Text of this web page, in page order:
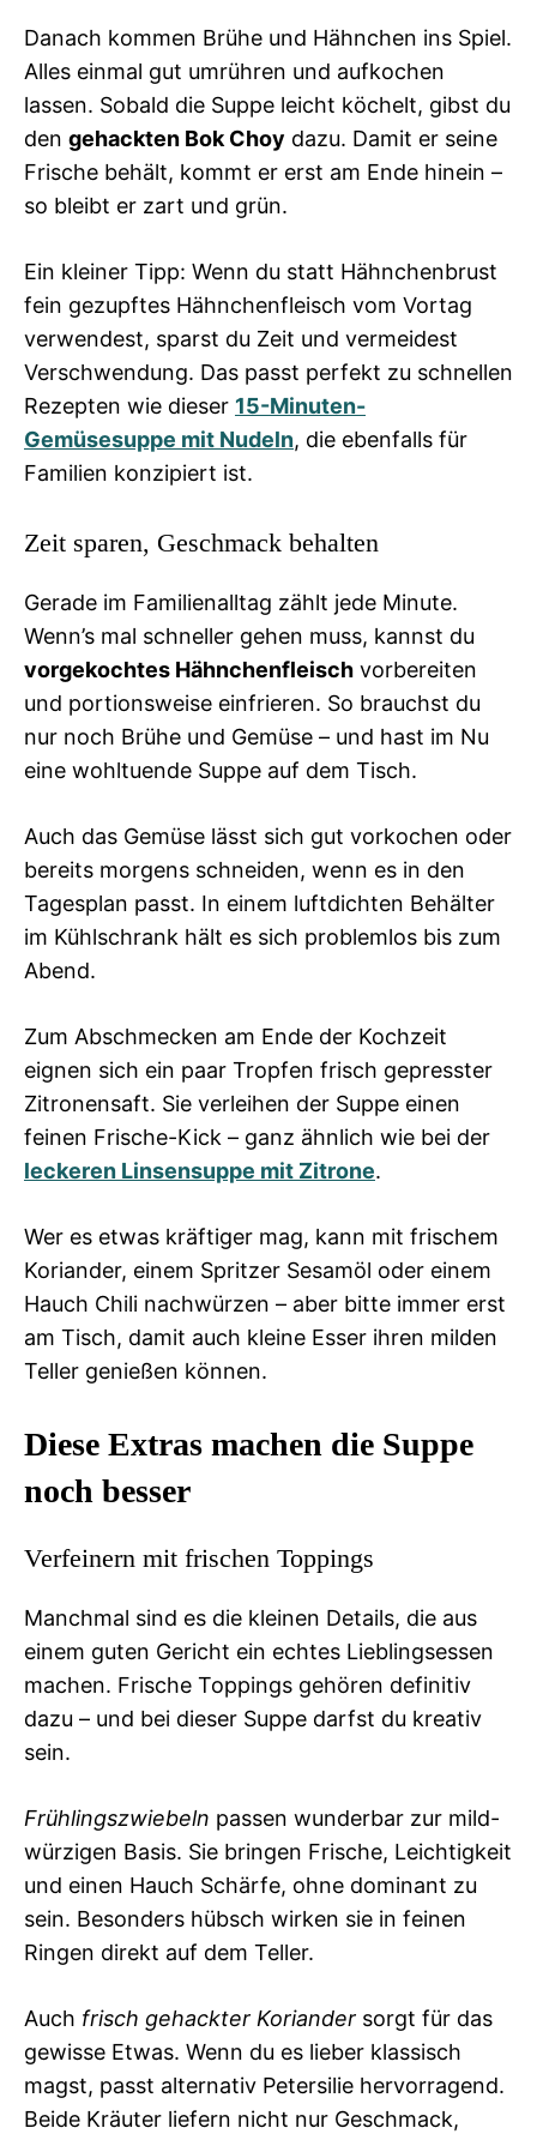
Danach kommen Brühe und Hähnchen ins Spiel.
Alles einmal gut umrühren und aufkochen
lassen. Sobald die Suppe leicht köchelt, gibst du
den gehackten Bok Choy dazu. Damit er seine
Frische behält, kommt er erst am Ende hinein –
so bleibt er zart und grün.
Ein kleiner Tipp: Wenn du statt Hähnchenbrust
fein gezupftes Hähnchenfleisch vom Vortag
verwendest, sparst du Zeit und vermeidest
Verschwendung. Das passt perfekt zu schnellen
Rezepten wie dieser 15-Minuten-
Gemüsesuppe mit Nudeln, die ebenfalls für
Familien konzipiert ist.
Zeit sparen, Geschmack behalten
Gerade im Familienalltag zählt jede Minute.
Wenn’s mal schneller gehen muss, kannst du
vorgekochtes Hähnchenfleisch vorbereiten
und portionsweise einfrieren. So brauchst du
nur noch Brühe und Gemüse – und hast im Nu
eine wohltuende Suppe auf dem Tisch.
Auch das Gemüse lässt sich gut vorkochen oder
bereits morgens schneiden, wenn es in den
Tagesplan passt. In einem luftdichten Behälter
im Kühlschrank hält es sich problemlos bis zum
Abend.
Zum Abschmecken am Ende der Kochzeit
eignen sich ein paar Tropfen frisch gepresster
Zitronensaft. Sie verleihen der Suppe einen
feinen Frische-Kick – ganz ähnlich wie bei der
leckeren Linsensuppe mit Zitrone.
Wer es etwas kräftiger mag, kann mit frischem
Koriander, einem Spritzer Sesamöl oder einem
Hauch Chili nachwürzen – aber bitte immer erst
am Tisch, damit auch kleine Esser ihren milden
Teller genießen können.
Diese Extras machen die Suppe
noch besser
Verfeinern mit frischen Toppings
Manchmal sind es die kleinen Details, die aus
einem guten Gericht ein echtes Lieblingsessen
machen. Frische Toppings gehören definitiv
dazu – und bei dieser Suppe darfst du kreativ
sein.
Frühlingszwiebeln passen wunderbar zur mild-
würzigen Basis. Sie bringen Frische, Leichtigkeit
und einen Hauch Schärfe, ohne dominant zu
sein. Besonders hübsch wirken sie in feinen
Ringen direkt auf dem Teller.
Auch frisch gehackter Koriander sorgt für das
gewisse Etwas. Wenn du es lieber klassisch
magst, passt alternativ Petersilie hervorragend.
Beide Kräuter liefern nicht nur Geschmack,